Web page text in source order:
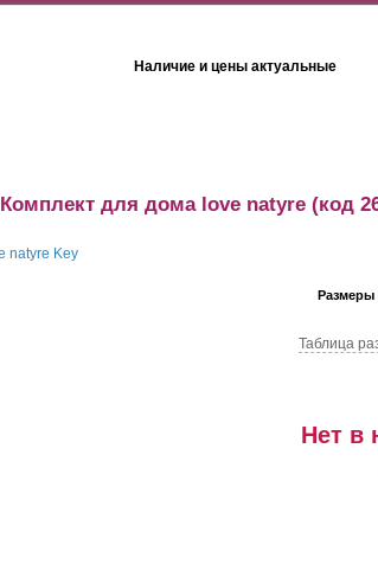
Наличие и цены актуальные
Комплект для дома love natyre (код
Размеры
Таблица
Нет в